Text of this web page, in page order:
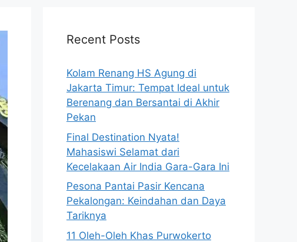
Recent Posts
Kolam Renang HS Agung di
Jakarta Timur: Tempat Ideal untuk
Berenang dan Bersantai di Akhir
Pekan
Final Destination Nyata!
Mahasiswi Selamat dari
Kecelakaan Air India Gara-Gara Ini
Pesona Pantai Pasir Kencana
Pekalongan: Keindahan dan Daya
Tariknya
11 Oleh-Oleh Khas Purwokerto